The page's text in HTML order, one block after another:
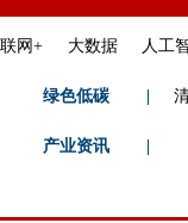
网+ 大数据 人工
绿色低碳
产业资讯